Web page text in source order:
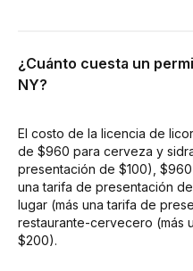
¿Cuánto cuesta un
NY?
El costo de la licencia de
de $960 para cerveza y
presentación de $100),
una tarifa de presentación
lugar (más una tarifa de
restaurante-cervecero (más
$200).